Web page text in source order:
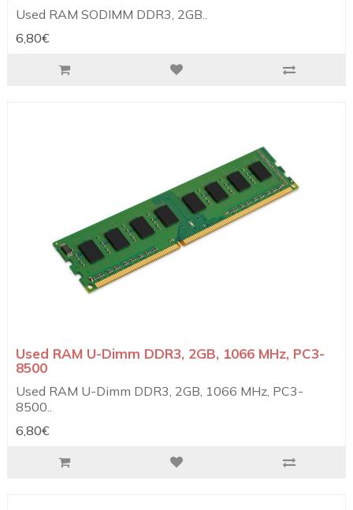
Used RAM SODIMM DDR3, 2GB..
6,80€
Used RAM U-Dimm DDR3, 2GB, 1066 MHz, PC3-
8500
Used RAM U-Dimm DDR3, 2GB, 1066 MHz, PC3-
8500..
6,80€